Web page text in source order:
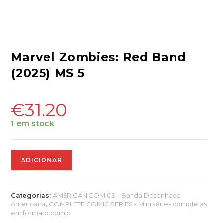
Marvel Zombies: Red Band
(2025) MS 5
€31.20
1 em stock
Marvel
Band
(2025)
MS
ADICIONAR
Categorias: AMERICAN COMICS - Banda Desenhada
Americana, COMPLETE COMIC SERIES - Mini séries completas
em formato comic